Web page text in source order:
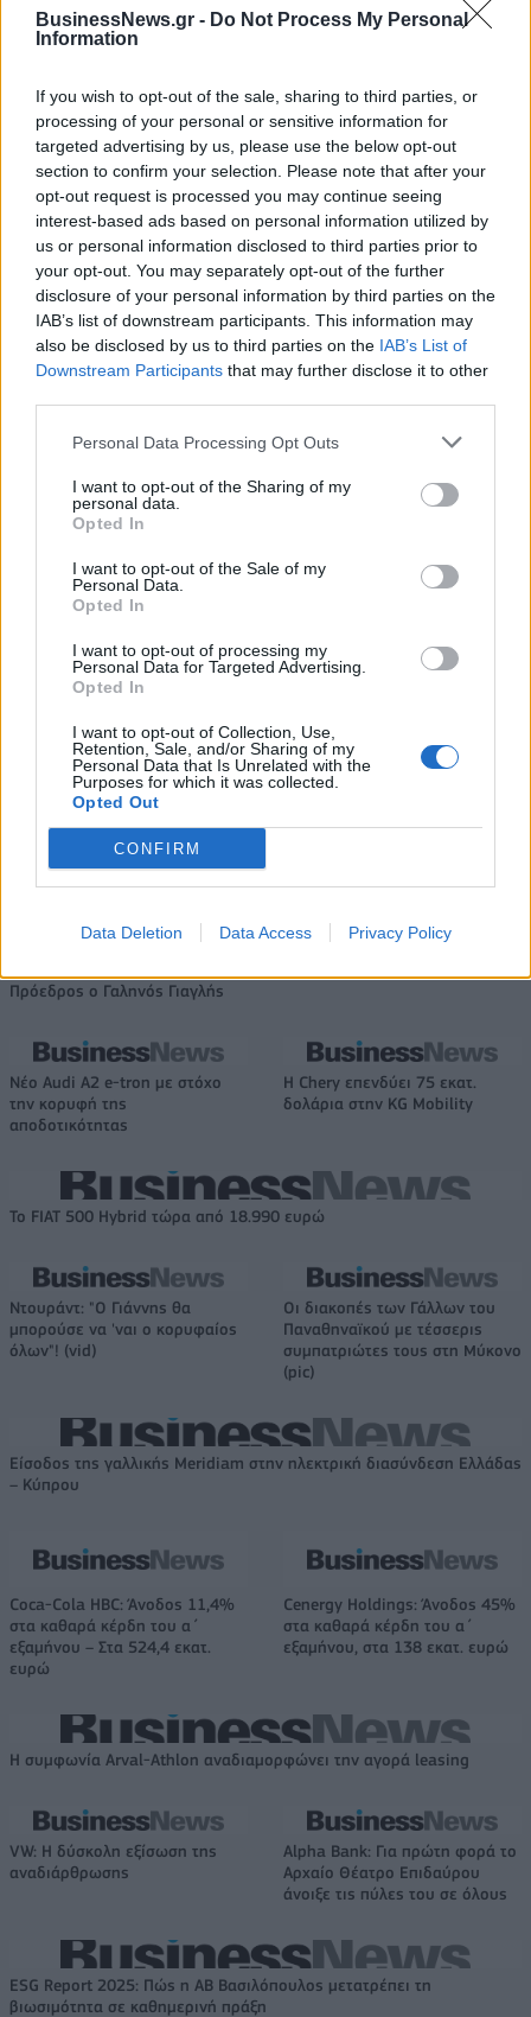
BusinessNews.gr - Do Not Process My Personal
Information
If you wish to opt-out of the sale, sharing to third parties, or
processing of your personal or sensitive information for
targeted advertising by us, please use the below opt-out
section to confirm your selection. Please note that after your
opt-out request is processed you may continue seeing
interest-based ads based on personal information utilized by
us or personal information disclosed to third parties prior to
your opt-out. You may separately opt-out of the further
disclosure of your personal information by third parties on the
IAB’s list of downstream participants. This information may
also be disclosed by us to third parties on the IAB’s List of
Downstream Participants that may further disclose it to other
Personal Data Processing Opt Outs
I want to opt-out of the Sharing of my
personal data.
Opted In
I want to opt-out of the Sale of my
Personal Data.
Opted In
I want to opt-out of processing my
Personal Data for Targeted Advertising.
Opted In
I want to opt-out of Collection, Use,
Retention, Sale, and/or Sharing of my
Personal Data that Is Unrelated with the
Purposes for which it was collected.
Opted Out
CONFIRM
Data Deletion Data Access Privacy Policy
Με Λιθουανία στον προημιτελικό του Ευρωπαϊκού Β' κατ. η Εθνική
Αλέξης Γιαννούλιας: Υποψήφιος
Δήμαρχος στο Σικάγο ο άλλοτε
παίκτης του Πανιώνιου
τίμημα για το 60% του
Jackaroo
Όμιλος AKTOR: Εξαγοράζει το 75% των ΗΛΕΚΤΩΡ και THALIS –
Στρατηγική συνεργασία με τη Motor Oil
ΔΕΗ: Ισχυρή ανάπτυξη στο α΄
εξάμηνο 2026 με
προσαρμοσμένο EBITDA στα 1,2
TV: Η σκακιέρα της νέας σεζόν
Πρόεδρος ο Γαληνός Γιαγλής
Νέο Audi A2 e-tron με στόχο
την κορυφή της
αποδοτικότητας
Η Chery επενδύει 75 εκατ.
δολάρια στην KG Mobility
Το FIAT 500 Hybrid τώρα από 18.990 ευρώ
Ντουράντ: "Ο Γιάννης θα
μπορούσε να 'ναι ο κορυφαίος
όλων"! (vid)
Οι διακοπές των Γάλλων του
Παναθηναϊκού με τέσσερις
συμπατριώτες τους στη Μύκονο
(pic)
Είσοδος της γαλλικής Meridiam στην ηλεκτρική διασύνδεση Ελλάδας
– Κύπρου
Coca-Cola HBC: Άνοδος 11,4%
στα καθαρά κέρδη του α΄
εξαμήνου – Στα 524,4 εκατ.
ευρώ
Cenergy Holdings: Άνοδος 45%
στα καθαρά κέρδη του α΄
εξαμήνου, στα 138 εκατ. ευρώ
Η συμφωνία Arval-Athlon αναδιαμορφώνει την αγορά leasing
VW: Η δύσκολη εξίσωση της
αναδιάρθρωσης
Alpha Bank: Για πρώτη φορά το
Αρχαίο Θέατρο Επιδαύρου
άνοιξε τις πύλες του σε όλους
ESG Report 2025: Πώς η ΑΒ Βασιλόπουλος μετατρέπει τη
βιωσιμότητα σε καθημερινή πράξη